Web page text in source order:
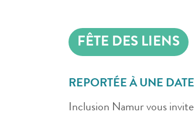
FÊTE DES LIENS
REPORTÉE À UNE
Inclusion Namur vous